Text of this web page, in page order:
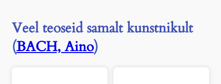
Veel teoseid samalt kunstnikult
(BACH, Aino)